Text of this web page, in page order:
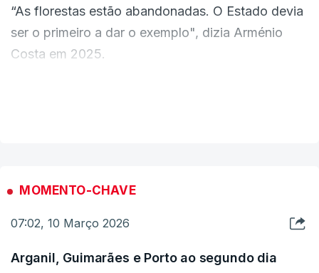
“As florestas estão abandonadas. O Estado devia
ser o primeiro a dar o exemplo", dizia Arménio
Costa em 2025.
passado.
MOMENTO-CHAVE
07:02, 10 Março 2026
Arganil, Guimarães e Porto ao segundo dia